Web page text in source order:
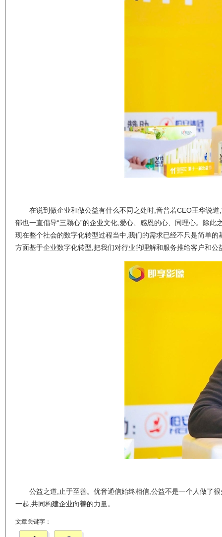
在说到做企业和做公益有什么不同之处时,音普若CEO王华说道
部也一直倡导“三颗心”的企业文化,爱心、感恩的心、同理心。除
现在整个社会的数字化转型过程当中,我们的需求已经不只是简单
方面基于企业数字化转型,把我们对行业的理解和服务推给客户和
公益之道,止于至善。优音通信始终相信,公益不是一个人做了很
一起,共同构建企业向善的力量。
文章关键字：